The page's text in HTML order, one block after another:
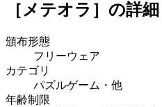
［メテオラ］ の詳細
頒布形態
フリーウェア
カテゴリ
パズルゲーム・他
年齢制限